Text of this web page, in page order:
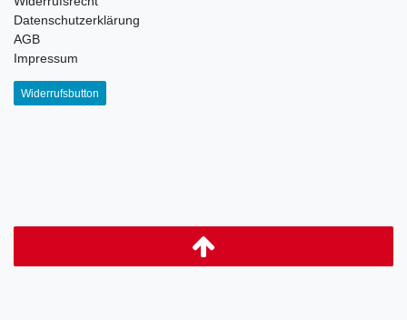
Datenschutzerklärung
AGB
Impressum
Widerrufsbutton